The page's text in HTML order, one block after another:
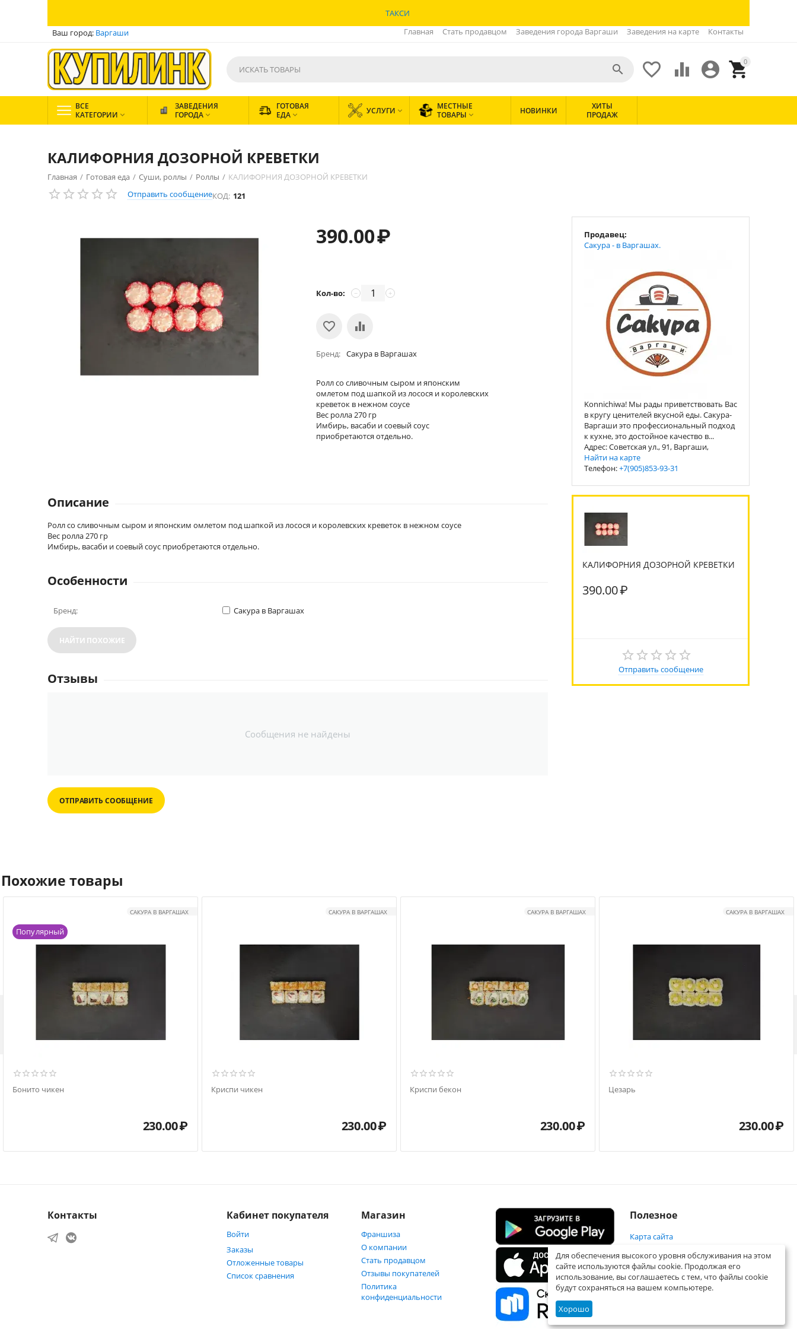
ТАКСИ
Ваш город: Варгаши Главная Стать продавцом Заведения города Варгаши Заведения на карте Контакты
0


 

ВСЕ
КАТЕГОРИИ 
ЗАВЕДЕНИЯ
ГОРОДА 
ГОТОВАЯ
ЕДА  УСЛУГИ 
МЕСТНЫЕ
ТОВАРЫ  НОВИНКИ
ХИТЫ
ПРОДАЖ
КАЛИФОРНИЯ ДОЗОРНОЙ КРЕВЕТКИ
Главная / Готовая еда / Суши, роллы / Роллы / КАЛИФОРНИЯ ДОЗОРНОЙ КРЕВЕТКИ
Отправить сообщениеКОД: 121
390.00₽
Кол-во: +
−
Бренд Сакура в Варгашах
Ролл со сливочным сыром и японским
омлетом под шапкой из лосося и королевских
креветок в нежном соусе
Вес ролла 270 гр
Имбирь, васаби и соевый соус
приобретаются отдельно.
Продавец:
Сакура - в Варгашах.
Konnichiwa! Мы рады приветствовать Вас
в кругу ценителей вкусной еды. Сакура-
Варгаши это профессиональный подход
к кухне, это достойное качество в...
Адрес: Советская ул., 91, Варгаши,
Найти на карте
Телефон:+7(905)853-93-31
КАЛИФОРНИЯ ДОЗОРНОЙ КРЕВЕТКИ
390.00₽
Отправить сообщение
Описание
Ролл со сливочным сыром и японским омлетом под шапкой из лосося и королевских креветок в нежном соусе
Вес ролла 270 гр
Имбирь, васаби и соевый соус приобретаются отдельно.
Особенности
Бренд: Сакура в Варгашах
НАЙТИ ПОХОЖИЕ
Отзывы
Сообщения не найдены
ОТПРАВИТЬ СООБЩЕНИЕ
Похожие товары
САКУРА В ВАРГАШАХ
Популярный
Бонито чикен
230.00₽
САКУРА В ВАРГАШАХ
Криспи чикен
230.00₽
САКУРА В ВАРГАШАХ
Криспи бекон
230.00₽
САКУРА В ВАРГАШАХ
Цезарь
230.00₽
Контакты Кабинет покупателя
Войти
Заказы
Отложенные товары
Список сравнения
Магазин
Франшиза
О компании
Стать продавцом
Отзывы покупателей
Политика
конфиденциальности
Полезное
Карта сайта
Для обеспечения высокого уровня обслуживания на этом
сайте используются файлы cookie. Продолжая его
использование, вы соглашаетесь с тем, что файлы cookie
будут сохраняться на вашем компьютере.
Хорошо